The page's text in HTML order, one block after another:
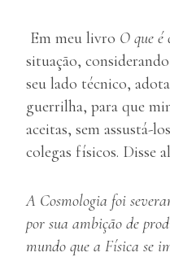
Em meu livro O que é
situação,
seu lado técnico,
guerrilha, para que
aceitas, sem assustá-
colegas físicos. Disse
A Cosmologia foi
por sua ambição de
mundo que a Física se